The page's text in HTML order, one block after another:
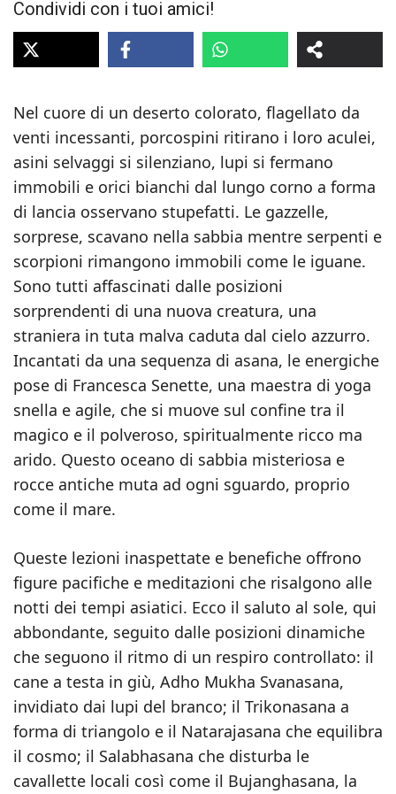
Condividi con i tuoi amici!
Nel cuore di un deserto colorato, flagellato da
venti incessanti, porcospini ritirano i loro aculei,
asini selvaggi si silenziano, lupi si fermano
immobili e orici bianchi dal lungo corno a forma
di lancia osservano stupefatti. Le gazzelle,
sorprese, scavano nella sabbia mentre serpenti e
scorpioni rimangono immobili come le iguane.
Sono tutti affascinati dalle posizioni
sorprendenti di una nuova creatura, una
straniera in tuta malva caduta dal cielo azzurro.
Incantati da una sequenza di asana, le energiche
pose di Francesca Senette, una maestra di yoga
snella e agile, che si muove sul confine tra il
magico e il polveroso, spiritualmente ricco ma
arido. Questo oceano di sabbia misteriosa e
rocce antiche muta ad ogni sguardo, proprio
come il mare.
Queste lezioni inaspettate e benefiche offrono
figure pacifiche e meditazioni che risalgono alle
notti dei tempi asiatici. Ecco il saluto al sole, qui
abbondante, seguito dalle posizioni dinamiche
che seguono il ritmo di un respiro controllato: il
cane a testa in giù, Adho Mukha Svanasana,
invidiato dai lupi del branco; il Trikonasana a
forma di triangolo e il Natarajasana che equilibra
il cosmo; il Salabhasana che disturba le
cavallette locali così come il Bujanghasana, la